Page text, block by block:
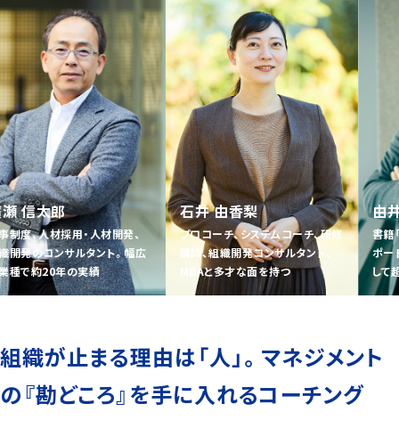
太郎
、人材採用・人材開発、
のコンサルタント。幅広
で約20年の実績
石井 由香梨
プロコーチ、システムコーチ、研修
講師、組織開発コンサルタント、
MBAと多才な面を持つ
由井
書籍「
ポート
して超
組織が止まる理由は「人」。マネジメント
の『勘どころ』を手に入れるコーチング